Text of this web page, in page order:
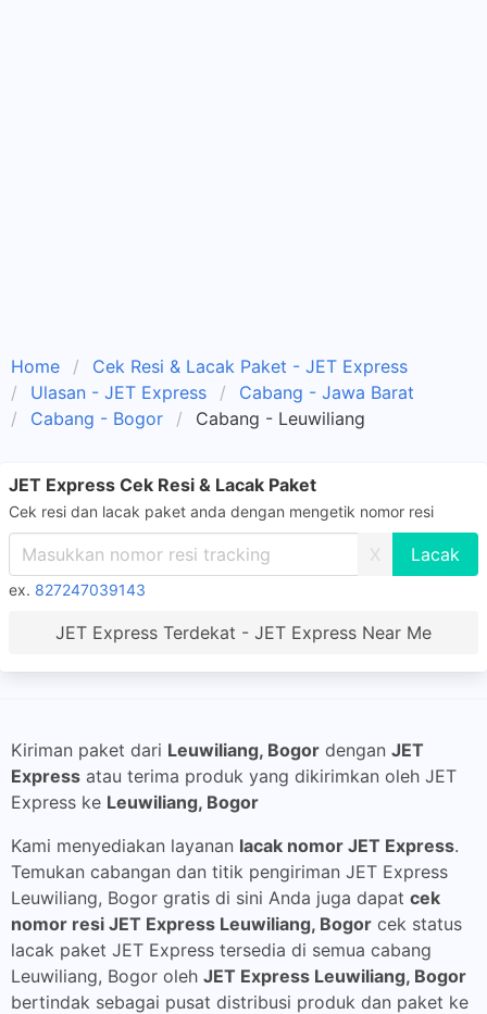
Home
Cek Resi & Lacak Paket - JET Express
Ulasan - JET Express
Cabang - Jawa Barat
Cabang - Bogor
Cabang - Leuwiliang
JET Express Cek Resi & Lacak Paket
Cek resi dan lacak paket anda dengan mengetik nomor resi
X
ex. 827247039143
JET Express Terdekat - JET Express Near Me
Kiriman paket dari Leuwiliang, Bogor dengan JET
Express atau terima produk yang dikirimkan oleh JET
Express ke Leuwiliang, Bogor
Kami menyediakan layanan lacak nomor JET Express.
Temukan cabangan dan titik pengiriman JET Express
Leuwiliang, Bogor gratis di sini Anda juga dapat cek
nomor resi JET Express Leuwiliang, Bogor cek status
lacak paket JET Express tersedia di semua cabang
Leuwiliang, Bogor oleh JET Express Leuwiliang, Bogor
bertindak sebagai pusat distribusi produk dan paket ke